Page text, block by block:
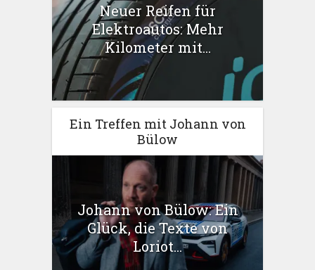
Neuer Reifen für
Elektroautos: Mehr
Kilometer mit...
Ein Treffen mit Johann von
Bülow
Johann von Bülow: Ein
Glück, die Texte von
Loriot...